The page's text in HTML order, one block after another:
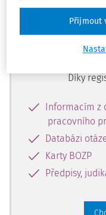
Díky
Informacím z
pracovního
Databázi
Karty BOZP
Předpisy,
Přijmout